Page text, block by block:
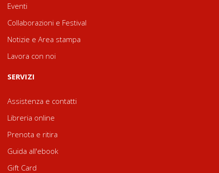
Eventi
Collaborazioni e Festival
Notizie e Area stampa
Lavora con noi
SERVIZI
Assistenza e contatti
Libreria online
Prenota e ritira
Guida all'ebook
Gift Card